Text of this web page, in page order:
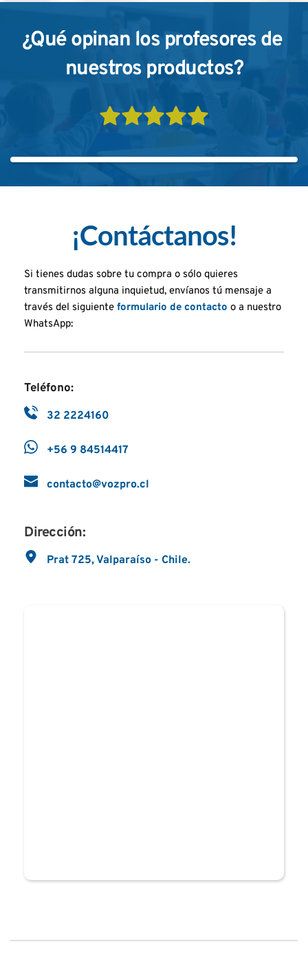
¿Qué opinan los profesores de
nuestros productos?
¡Contáctanos!
Si tienes dudas sobre tu compra o sólo quieres
transmitirnos alguna inquietud, envíanos tú mensaje a
través del siguiente formulario de contacto o a nuestro
WhatsApp:
Teléfono:
32 2224160
+56 9 84514417
contacto@vozpro.cl
Dirección:
Prat 725, Valparaíso - Chile.